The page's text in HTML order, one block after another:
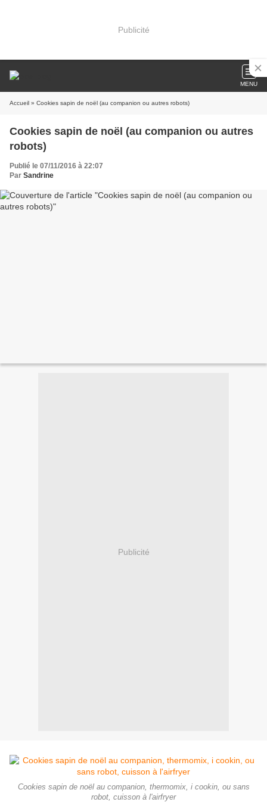
Publicité
MENU
Accueil » Cookies sapin de noël (au companion ou autres robots)
Cookies sapin de noël (au companion ou autres
robots)
Publié le 07/11/2016 à 22:07
Par Sandrine
Publicité
Cookies sapin de noël au companion, thermomix, i cookin, ou sans
robot, cuisson à l'airfryer